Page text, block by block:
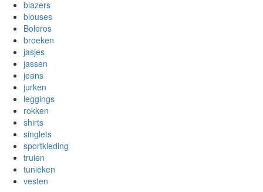
blazers
blouses
Boleros
broeken
jasjes
jassen
jeans
jurken
leggings
rokken
shirts
singlets
sportkleding
truien
tunieken
vesten